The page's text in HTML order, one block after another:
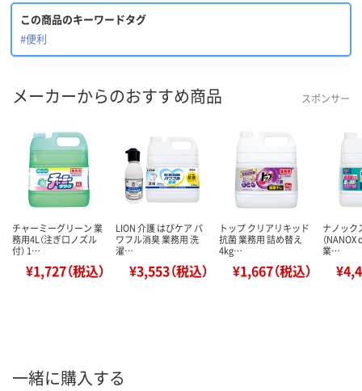
この商品のキーワードタグ
#便利
メーカーからのおすすめ商品 スポンサー
チャーミーグリーン 業
務用4L（注ぎ口ノズル
付） 1…
¥1,727（税込）
LION 介護 はぴケア パ
ワフル消臭 業務用 洗
濯…
¥3,553（税込）
トップ クリアリキッド
抗菌 業務用 詰め替え
4kg…
¥1,667（税込）
ナノック
（NANOX
業…
一緒に購入する